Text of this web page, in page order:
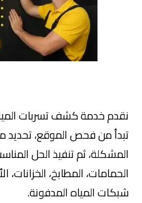
نقدم خدمة كشف تسربات
تبدأ من فحص الموقع، تحديد
المشكلة، ثم تنفيذ الحل
الحمامات، المطابخ، الخزانات،
شبكات المياه المدفونة.